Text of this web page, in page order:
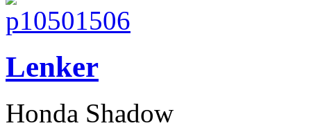
Lenker
Honda Shadow